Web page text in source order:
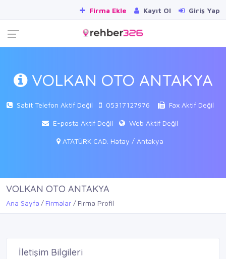
Firma Ekle Kayıt Ol Giriş Yap
VOLKAN OTO ANTAKYA
Sabit Telefon Aktif Değil 05317127976 Fax Aktif Değil
E-posta Aktif Değil Web Aktif Değil
ATATÜRK CAD. Hatay / Antakya
VOLKAN OTO ANTAKYA
Ana Sayfa Firmalar Firma Profil
İletişim Bilgileri